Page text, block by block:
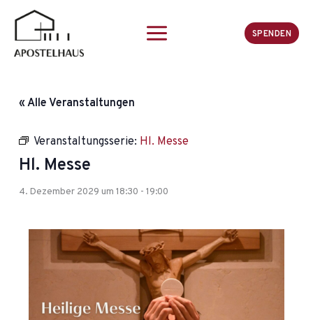
springen
SPENDEN
« Alle Veranstaltungen
Veranstaltungsserie: Hl. Messe
Hl. Messe
4. Dezember 2029 um 18:30 -19:00